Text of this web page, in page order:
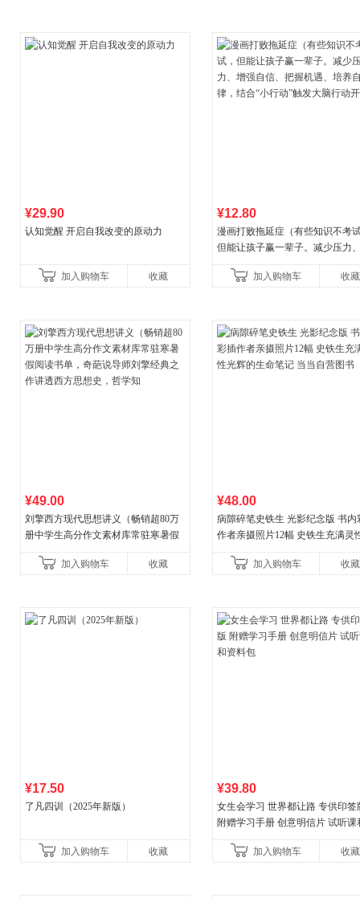
¥29.90
认知觉醒 开启自我改变的原动力
加入购物车 收藏
¥12.80
漫画打败拖延症（有些知识不考
但能让孩子赢一辈子。减少压力
合“小行动”触发大脑行动开
加入购物车 收藏
¥49.00
刘擎西方现代思想讲义（畅销超80万
册中学生高分作文素材库常驻寒暑假
讲透西方思想史，哲学知
加入购物车 收藏
¥48.00
病隙碎笔史铁生 光影纪念版 书内
作者亲摄照片12幅 史铁生充满灵
加入购物车
收藏
¥17.50
了凡四训（2025年新版）
加入购物车 收藏
¥39.80
女生会学习 世界都让路 专供印签
附赠学习手册 创意明信片 试听课
加入购物车
收藏